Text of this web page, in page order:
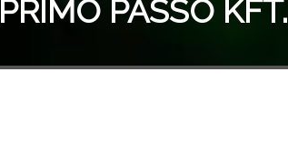
PRIMO PASSO KFT.